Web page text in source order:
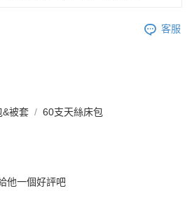
客服
&被套 60支天絲床包
他一個好評吧